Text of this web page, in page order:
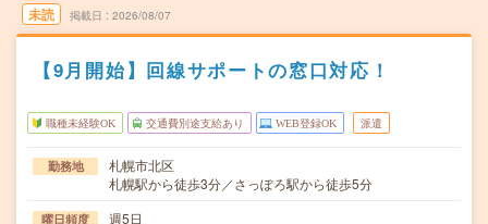
未読 掲載日 2026/08/07
【9月開始】回線サポートの窓口対応！
職種未経験OK 交通費別途支給あり WEB登録OK 派遣
勤務地
札幌市北区
札幌駅から徒歩3分／さっぽろ駅から徒歩5分
曜日頻度 週5日